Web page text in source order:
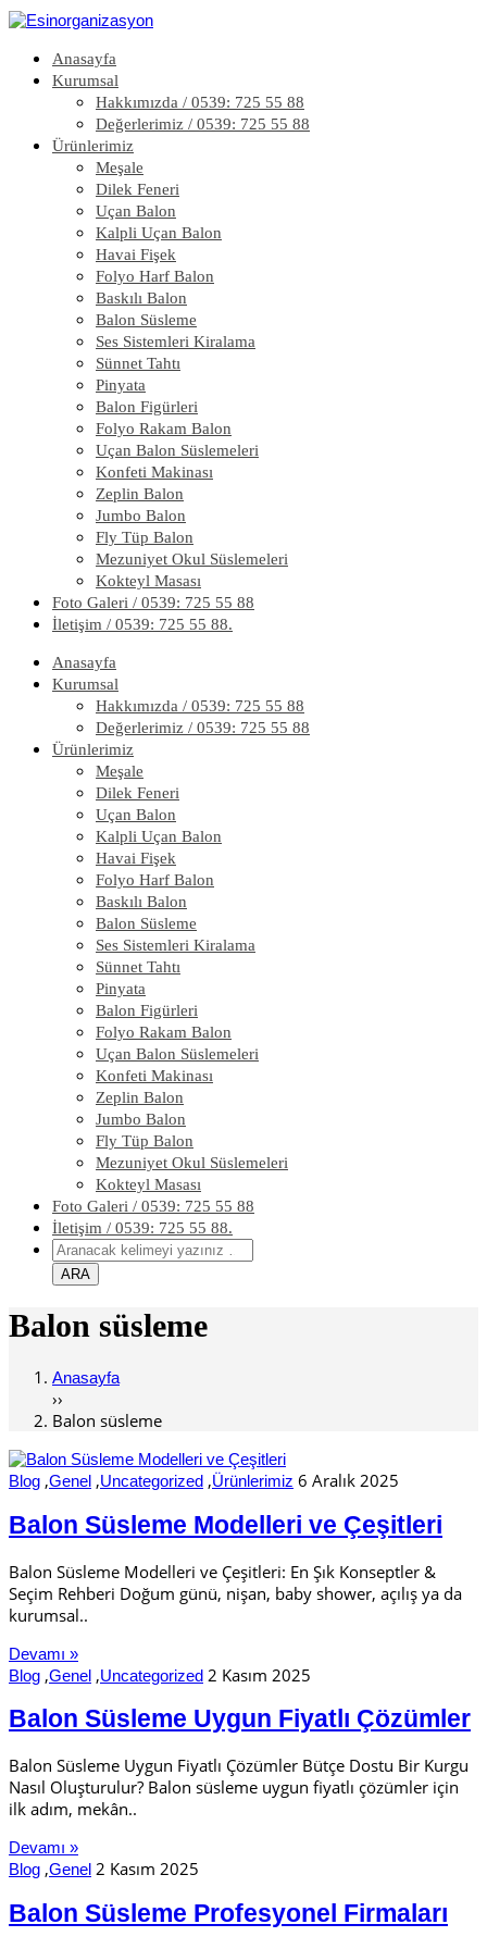
Anasayfa
Kurumsal
Hakkımızda / 0539: 725 55 88
Değerlerimiz / 0539: 725 55 88
Ürünlerimiz
Meşale
Dilek Feneri
Uçan Balon
Kalpli Uçan Balon
Havai Fişek
Folyo Harf Balon
Baskılı Balon
Balon Süsleme
Ses Sistemleri Kiralama
Sünnet Tahtı
Pinyata
Balon Figürleri
Folyo Rakam Balon
Uçan Balon Süslemeleri
Konfeti Makinası
Zeplin Balon
Jumbo Balon
Fly Tüp Balon
Mezuniyet Okul Süslemeleri
Kokteyl Masası
Foto Galeri / 0539: 725 55 88
İletişim / 0539: 725 55 88.
Anasayfa
Kurumsal
Hakkımızda / 0539: 725 55 88
Değerlerimiz / 0539: 725 55 88
Ürünlerimiz
Meşale
Dilek Feneri
Uçan Balon
Kalpli Uçan Balon
Havai Fişek
Folyo Harf Balon
Baskılı Balon
Balon Süsleme
Ses Sistemleri Kiralama
Sünnet Tahtı
Pinyata
Balon Figürleri
Folyo Rakam Balon
Uçan Balon Süslemeleri
Konfeti Makinası
Zeplin Balon
Jumbo Balon
Fly Tüp Balon
Mezuniyet Okul Süslemeleri
Kokteyl Masası
Foto Galeri / 0539: 725 55 88
İletişim / 0539: 725 55 88.
Balon süsleme
Anasayfa
››
Balon süsleme
Blog ,Genel ,Uncategorized ,Ürünlerimiz 6 Aralık 2025
Balon Süsleme Modelleri ve Çeşitleri
Balon Süsleme Modelleri ve Çeşitleri: En Şık Konseptler &
Seçim Rehberi Doğum günü, nişan, baby shower, açılış ya da
kurumsal..
Devamı »
Blog ,Genel ,Uncategorized 2 Kasım 2025
Balon Süsleme Uygun Fiyatlı Çözümler
Balon Süsleme Uygun Fiyatlı Çözümler Bütçe Dostu Bir Kurgu
Nasıl Oluşturulur? Balon süsleme uygun fiyatlı çözümler için
ilk adım, mekân..
Devamı »
Blog ,Genel 2 Kasım 2025
Balon Süsleme Profesyonel Firmaları